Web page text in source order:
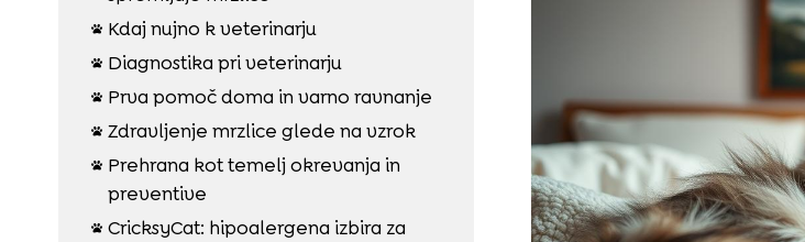
 Kdaj nujno k veterinarju
 Diagnostika pri veterinarju
 Prva pomoč doma in varno ravnanje
 Zdravljenje mrzlice glede na vzrok

Prehrana kot temelj okrevanja in
preventive
 CricksyCat: hipoalergena izbira za